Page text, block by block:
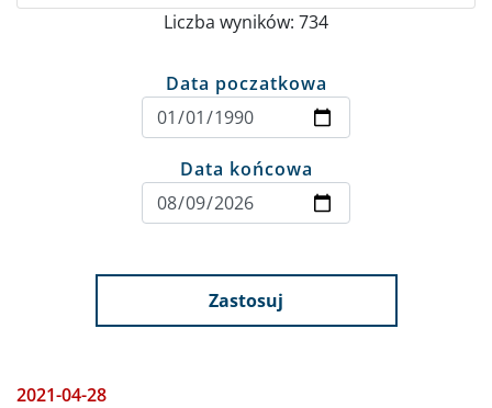
Liczba wyników: 734
Data poczatkowa
Data końcowa
Zastosuj
2021-04-28